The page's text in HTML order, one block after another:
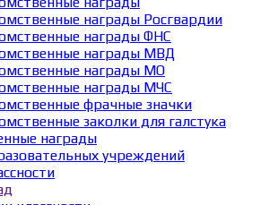
награды Росгвардии
награды ФНС
награды МВД
награды МО
награды МЧС
фрачные значки
заколки для галстука
награды
учреждений